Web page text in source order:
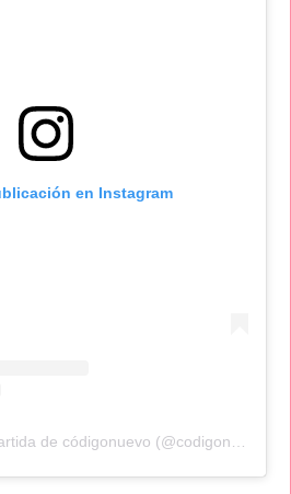
en Instagram